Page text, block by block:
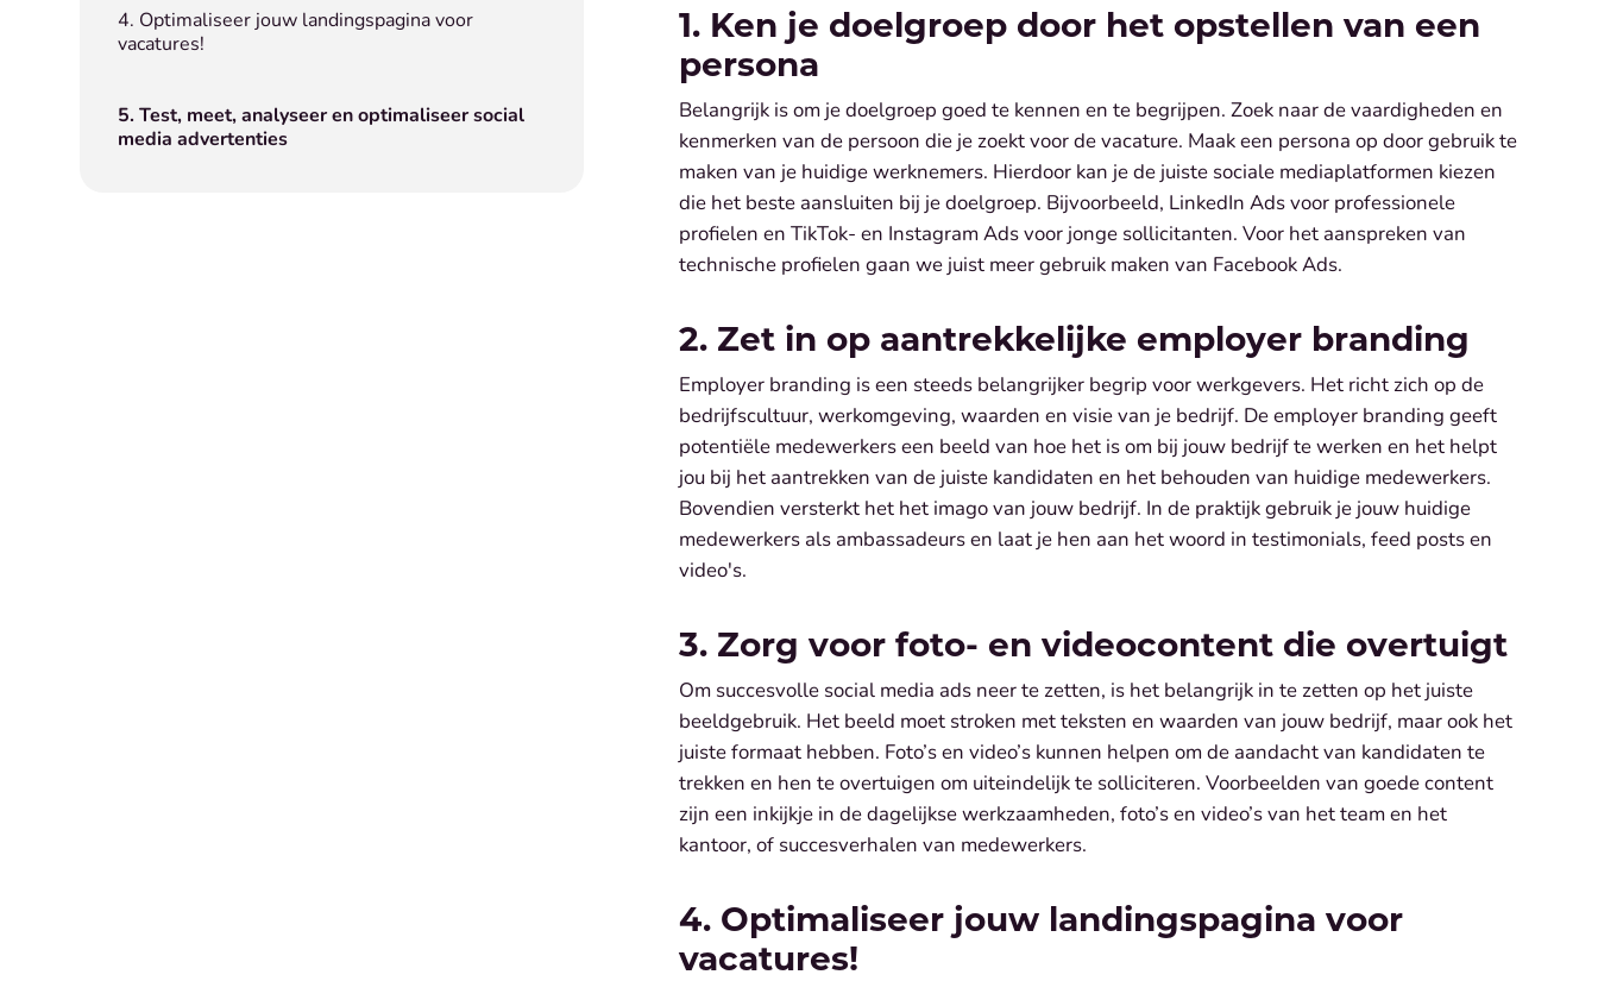
4. Optimaliseer jouw landingspagina voor
vacatures!
5. Test, meet, analyseer en optimaliseer social
media advertenties
1. Ken je doelgroep door het opstellen van een
persona
Belangrijk is om je doelgroep goed te kennen en te begrijpen. Zoek naar de vaardigheden en
kenmerken van de persoon die je zoekt voor de vacature. Maak een persona op door gebruik te
maken van je huidige werknemers. Hierdoor kan je de juiste sociale mediaplatformen kiezen
die het beste aansluiten bij je doelgroep. Bijvoorbeeld, LinkedIn Ads voor professionele
profielen en TikTok- en Instagram Ads voor jonge sollicitanten. Voor het aanspreken van
technische profielen gaan we juist meer gebruik maken van Facebook Ads.
2. Zet in op aantrekkelijke employer branding
Employer branding is een steeds belangrijker begrip voor werkgevers. Het richt zich op de
bedrijfscultuur, werkomgeving, waarden en visie van je bedrijf. De employer branding geeft
potentiële medewerkers een beeld van hoe het is om bij jouw bedrijf te werken en het helpt
jou bij het aantrekken van de juiste kandidaten en het behouden van huidige medewerkers.
Bovendien versterkt het het imago van jouw bedrijf. In de praktijk gebruik je jouw huidige
medewerkers als ambassadeurs en laat je hen aan het woord in testimonials, feed posts en
video's.
3. Zorg voor foto- en videocontent die overtuigt
Om succesvolle social media ads neer te zetten, is het belangrijk in te zetten op het juiste
beeldgebruik. Het beeld moet stroken met teksten en waarden van jouw bedrijf, maar ook het
juiste formaat hebben. Foto’s en video’s kunnen helpen om de aandacht van kandidaten te
trekken en hen te overtuigen om uiteindelijk te solliciteren. Voorbeelden van goede content
zijn een inkijkje in de dagelijkse werkzaamheden, foto’s en video’s van het team en het
kantoor, of succesverhalen van medewerkers.
4. Optimaliseer jouw landingspagina voor
vacatures!